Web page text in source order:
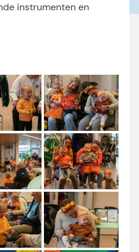
instrumenten en